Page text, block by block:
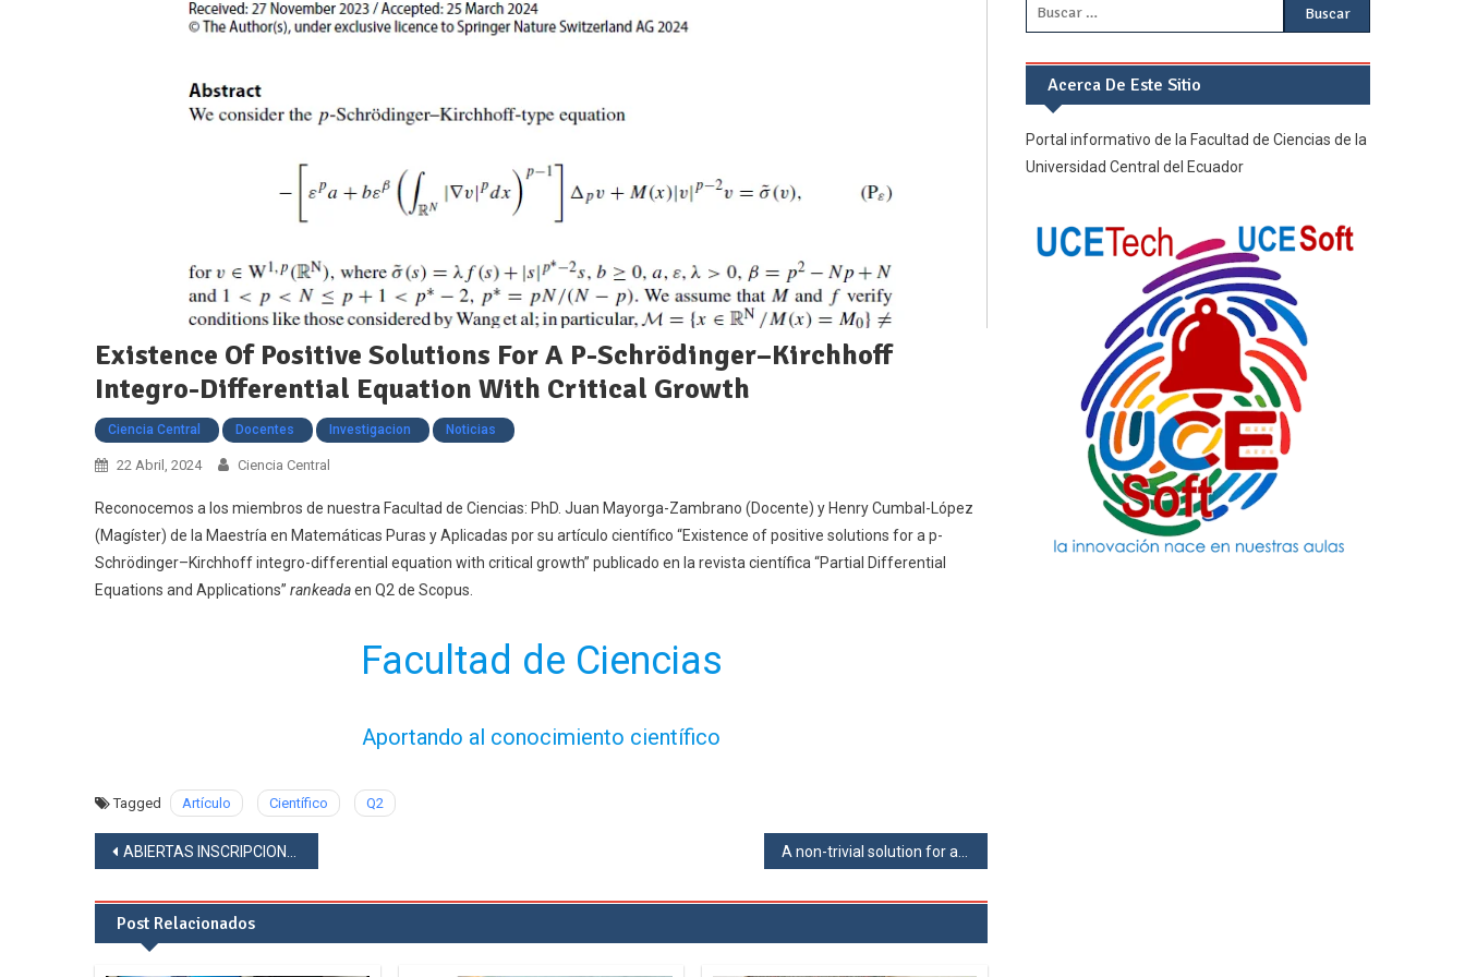
Existence Of Positive Solutions For A P-Schrödinger–Kirchhoff
Integro-Differential Equation With Critical Growth
Ciencia Central Docentes Investigacion Noticias
22 Abril, 2024 Ciencia Central
Reconocemos a los miembros de nuestra Facultad de Ciencias: PhD. Juan Mayorga-Zambrano (Docente) y Henry Cumbal-López
(Magíster) de la Maestría en Matemáticas Puras y Aplicadas por su artículo científico “Existence of positive solutions for a p-
Schrödinger–Kirchhoff integro-differential equation with critical growth” publicado en la revista científica “Partial Differential
Equations and Applications” rankeadaen Q2 de Scopus.
Facultad de Ciencias
Aportando al conocimiento científico
Tagged Artículo Científico Q2
Navegación
de
entradas
ABIERTAS INSCRIPCIONES CDI-UCE A non-trivial solution for a p-Schrödinger–Kirchhoff-type integro-differential system by non-smooth techniques
Post Relacionados
Buscar:
Acerca De Este Sitio
Portal informativo de la Facultad de Ciencias de la
Universidad Central del Ecuador